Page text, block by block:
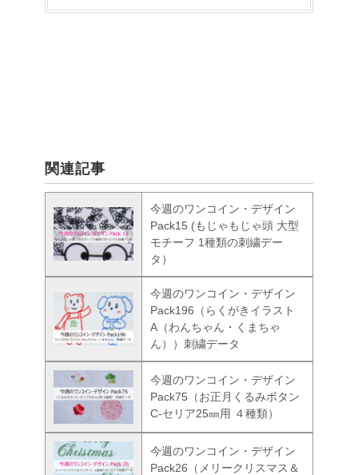
関連記事
今週のワンコイン・デザイン
Pack15 (もじゃもじゃ頭 大型
モチーフ 1種類の刺繍デー
タ）
今週のワンコイン・デザイン
Pack196（らくがきイラスト
A（わんちゃん・くまちゃ
ん））刺繍データ
今週のワンコイン・デザイン
Pack75（お正月くるみボタン
C-セリア25㎜用 ４種類）
今週のワンコイン・デザイン
Pack26（メリークリスマス＆